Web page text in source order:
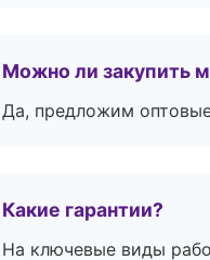
Можно ли закупить
Да, предложим
Какие гарантии?
На ключевые виды